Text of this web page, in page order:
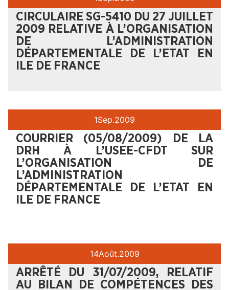
CIRCULAIRE SG-5410 DU 27 JUILLET
2009 RELATIVE À L’ORGANISATION
DE L’ADMINISTRATION
DÉPARTEMENTALE DE L’ETAT EN
ILE DE FRANCE
1Sep.2009
COURRIER (05/08/2009) DE LA
DRH À L’USEE-CFDT SUR
L’ORGANISATION DE
L’ADMINISTRATION
DÉPARTEMENTALE DE L’ETAT EN
ILE DE FRANCE
14Août.2009
ARRÊTÉ DU 31/07/2009, RELATIF
AU BILAN DE COMPÉTENCES DES